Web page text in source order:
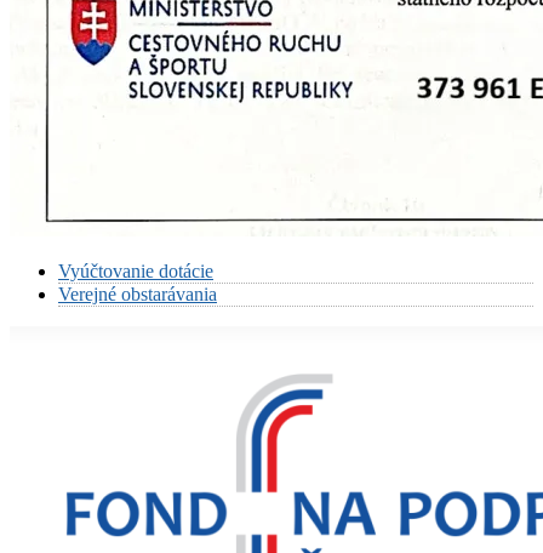
Vyúčtovanie dotácie
Verejné obstarávania